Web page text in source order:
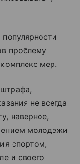
проблему
мер.
не всегда
наверное,
молодежи
спортом,
и своего